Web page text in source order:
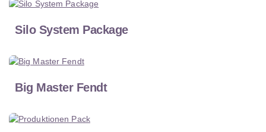
Silo System Package
Big Master Fendt